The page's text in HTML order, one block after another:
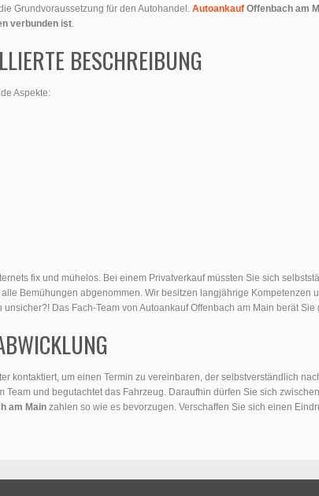
Grundvoraussetzung für den Autohandel. Autoankauf Offenbach am
verbunden ist
BESCHREIBUNG
Aspekte:
fix und mühelos. Bei einem Privatverkauf müssten Sie sich
Bemühungen abgenommen. Wir besitzen langjährige Kompetenzen
Das Fach-Team von Autoankauf Offenbach am Main berät Sie
kontaktiert, um einen Termin zu vereinbaren, der selbstverständlich
und begutachtet das Fahrzeug. Daraufhin dürfen Sie sich
am Main zahlen so wie es bevorzugen. Verschaffen Sie sich einen